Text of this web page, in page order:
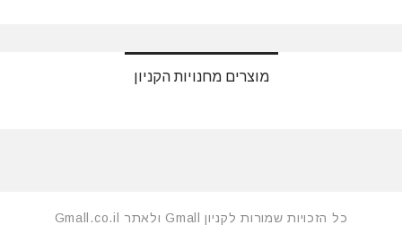
מוצרים מחנויות הקניון
כל הזכויות שמורות לקניון Gmall ולאתר Gmall.co.il